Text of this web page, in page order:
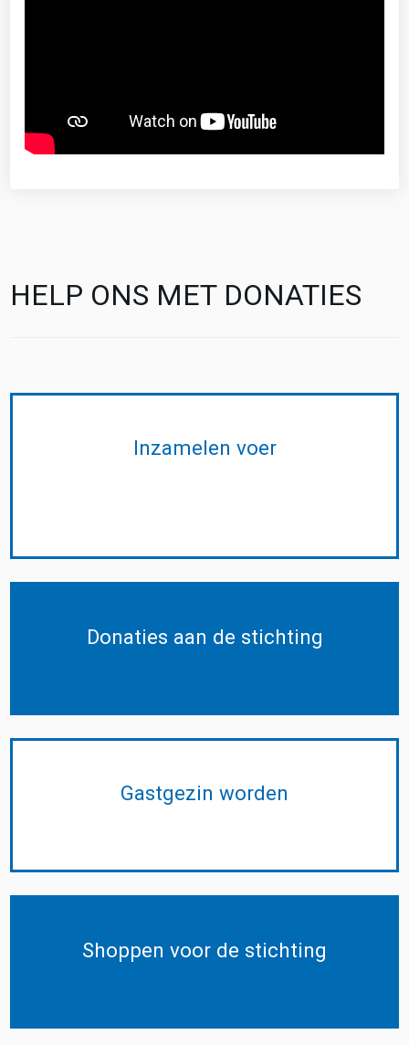
HELP ONS MET DONATIES
Inzamelen voer
Donaties aan de stichting
Gastgezin worden
Shoppen voor de stichting